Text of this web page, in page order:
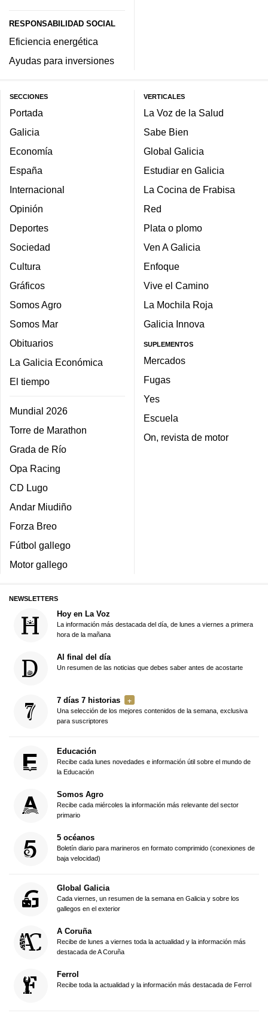
RESPONSABILIDAD SOCIAL
Eficiencia energética
Ayudas para inversiones
SECCIONES
Portada
Galicia
Economía
España
Internacional
Opinión
Deportes
Sociedad
Cultura
Gráficos
Somos Agro
Somos Mar
Obituarios
La Galicia Económica
El tiempo
Mundial 2026
Torre de Marathon
Grada de Río
Opa Racing
CD Lugo
Andar Miudiño
Forza Breo
Fútbol gallego
Motor gallego
VERTICALES
La Voz de la Salud
Sabe Bien
Global Galicia
Estudiar en Galicia
La Cocina de Frabisa
Red
Plata o plomo
Ven A Galicia
Enfoque
Vive el Camino
La Mochila Roja
Galicia Innova
SUPLEMENTOS
Mercados
Fugas
Yes
Escuela
On, revista de motor
NEWSLETTERS
Hoy en La Voz
La información más destacada del día, de lunes a viernes a primera
hora de la mañana
Al final del día
Un resumen de las noticias que debes saber antes de acostarte
7 días 7 historias
Una selección de los mejores contenidos de la semana, exclusiva
para suscriptores
Educación
Recibe cada lunes novedades e información útil sobre el mundo de
la Educación
Somos Agro
Recibe cada miércoles la información más relevante del sector
primario
5 océanos
Boletín diario para marineros en formato comprimido (conexiones de
baja velocidad)
Global Galicia
Cada viernes, un resumen de la semana en Galicia y sobre los
gallegos en el exterior
A Coruña
Recibe de lunes a viernes toda la actualidad y la información más
destacada de A Coruña
Ferrol
Recibe toda la actualidad y la información más destacada de Ferrol